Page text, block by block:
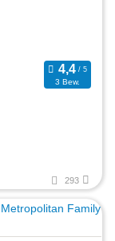
3 Bew.
293